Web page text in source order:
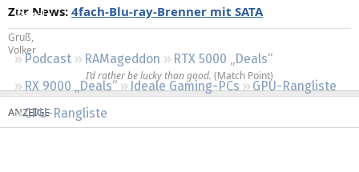
Regeln
Podcast RAMageddon
RTX 5000 „Deals“
RX 9000 „Deals“
Ideale Gaming-PCs
GPU-Rangliste
CPU-Rangliste
Zur News: 4fach-Blu-ray-Brenner mit SATA
Gruß,
Volker
I’d rather be lucky than good. (Match Point)​